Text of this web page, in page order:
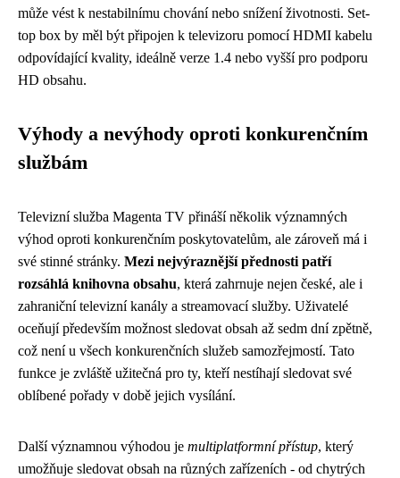
může vést k nestabilnímu chování nebo snížení životnosti. Set-
top box by měl být připojen k televizoru pomocí HDMI kabelu
odpovídající kvality, ideálně verze 1.4 nebo vyšší pro podporu
HD obsahu.
Výhody a nevýhody oproti konkurenčním
službám
Televizní služba Magenta TV přináší několik významných
výhod oproti konkurenčním poskytovatelům, ale zároveň má i
své stinné stránky. Mezi nejvýraznější přednosti patří
rozsáhlá knihovna obsahu, která zahrnuje nejen české, ale i
zahraniční televizní kanály a streamovací služby. Uživatelé
oceňují především možnost sledovat obsah až sedm dní zpětně,
což není u všech konkurenčních služeb samozřejmostí. Tato
funkce je zvláště užitečná pro ty, kteří nestíhají sledovat své
oblíbené pořady v době jejich vysílání.
Další významnou výhodou je multiplatformní přístup, který
umožňuje sledovat obsah na různých zařízeních - od chytrých